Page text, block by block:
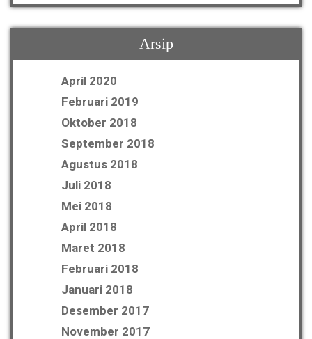
Arsip
April 2020
Februari 2019
Oktober 2018
September 2018
Agustus 2018
Juli 2018
Mei 2018
April 2018
Maret 2018
Februari 2018
Januari 2018
Desember 2017
November 2017